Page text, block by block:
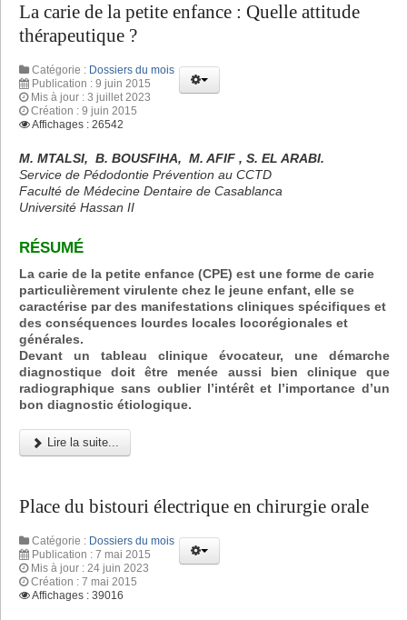
La carie de la petite enfance : Quelle attitude
thérapeutique ?
Catégorie : Dossiers du mois
Publication : 9 juin 2015
Mis à jour : 3 juillet 2023
Création : 9 juin 2015
Affichages : 26542
M. MTALSI, B. BOUSFIHA, M. AFIF , S. EL ARABI.
Service de Pédodontie Prévention au CCTD
Faculté de Médecine Dentaire de Casablanca
Université Hassan II
RÉSUMÉ
La carie de la petite enfance (CPE) est une forme de carie
particulièrement virulente chez le jeune enfant, elle se
caractérise par des manifestations cliniques spécifiques et
des conséquences lourdes locales locorégionales et
générales.
Devant un tableau clinique évocateur, une démarche
diagnostique doit être menée aussi bien clinique que
radiographique sans oublier l’intérêt et l’importance d’un
bon diagnostic étiologique.
Lire la suite...
Place du bistouri électrique en chirurgie orale
Catégorie : Dossiers du mois
Publication : 7 mai 2015
Mis à jour : 24 juin 2023
Création : 7 mai 2015
Affichages : 39016